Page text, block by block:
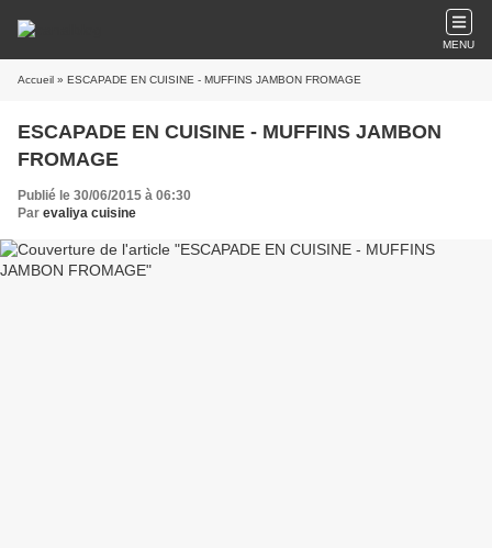
MENU
Accueil » ESCAPADE EN CUISINE - MUFFINS JAMBON FROMAGE
ESCAPADE EN CUISINE - MUFFINS JAMBON
FROMAGE
Publié le 30/06/2015 à 06:30
Par evaliya cuisine